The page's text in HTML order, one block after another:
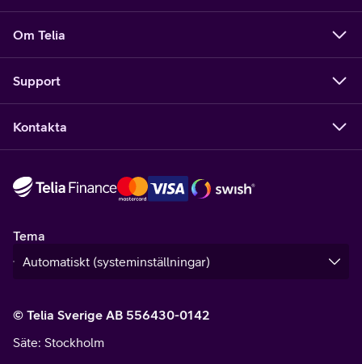
Om Telia
Support
Kontakta
Tema
© Telia Sverige AB 556430-0142
Säte: Stockholm